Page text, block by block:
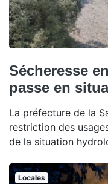
Sécheresse
passe en
La préfecture de la
restriction des
de la situation
Locales